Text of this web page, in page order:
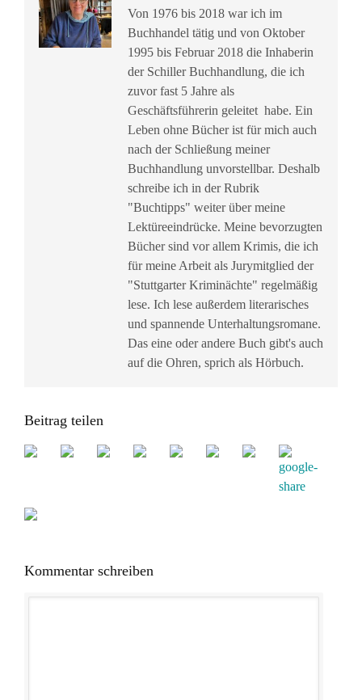
Von 1976 bis 2018 war ich im
Buchhandel tätig und von Oktober
1995 bis Februar 2018 die Inhaberin
der Schiller Buchhandlung, die ich
zuvor fast 5 Jahre als
Geschäftsführerin geleitet habe. Ein
Leben ohne Bücher ist für mich auch
nach der Schließung meiner
Buchhandlung unvorstellbar. Deshalb
schreibe ich in der Rubrik
"Buchtipps" weiter über meine
Lektüreeindrücke. Meine bevorzugten
Bücher sind vor allem Krimis, die ich
für meine Arbeit als Jurymitglied der
"Stuttgarter Kriminächte" regelmäßig
lese. Ich lese außerdem literarisches
und spannende Unterhaltungsromane.
Das eine oder andere Buch gibt's auch
auf die Ohren, sprich als Hörbuch.
Beitrag teilen
Kommentar schreiben